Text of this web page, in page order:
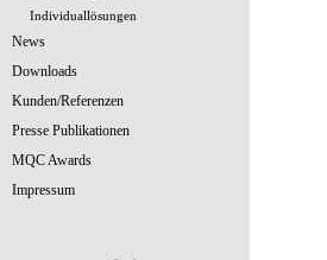
Individuallösungen
News
Downloads
Kunden/Referenzen
Presse Publikationen
MQC Awards
Impressum